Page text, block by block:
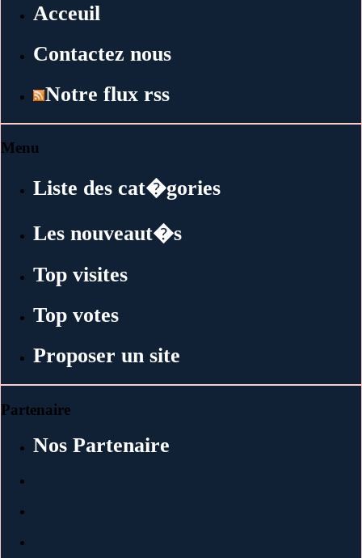
Acceuil
Contactez nous
Notre flux rss
Menu
Liste des cat�gories
Les nouveaut�s
Top visites
Top votes
Proposer un site
Partenaire
Nos Partenaire